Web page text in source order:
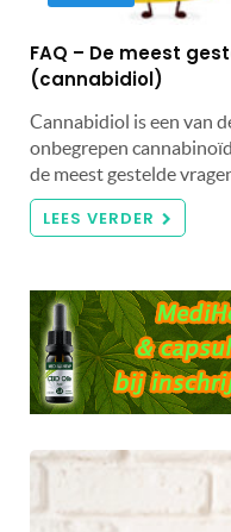
FAQ – De meest
(cannabidiol)
Cannabidiol is een van
onbegrepen
de meest gestelde
LEES VERDER